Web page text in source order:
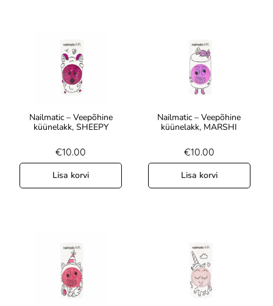
Nailmatic – Veepõhine
küünelakk, SHEEPY
€10.00
Lisa korvi
Nailmatic – Veepõhine
küünelakk, MARSHI
€10.00
Lisa korvi